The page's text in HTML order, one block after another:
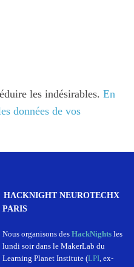
les indésirables.En
données de vos
HACKNIGHT NEUROTECHX
PARIS
Nous organisons des HackNightsles
lundi soir dans le MakerLab du
Learning Planet Institute (LPI, ex-